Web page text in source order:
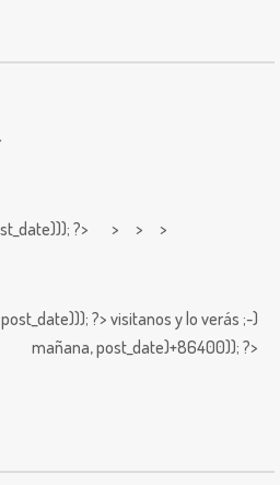
?> > > >
post_date))); ?> visitanos y lo verás ;-)
mañana,post_date)+86400)); ?>